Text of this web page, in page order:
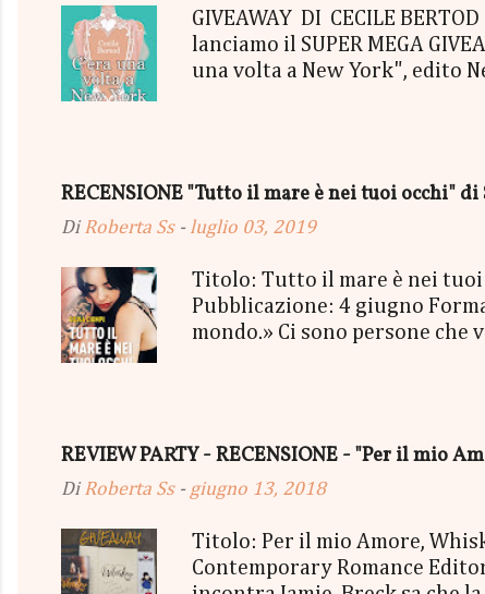
GIVEAWAY DI CECILE
lanciamo il SUPER MEGA
una volta a New York", edito
"tutto ma non il mio Tailleur"
terminerà...
RECENSIONE "Tutto il mare è nei tuoi occhi"
DiRoberta Ss - luglio 03, 2019
Titolo: Tutto il mare è nei tuoi
Pubblicazione: 4 giugno
mondo.» Ci sono persone
sorriso più strafottente
essere così. Così bello, così
REVIEW PARTY - RECENSIONE - "Per il mio
DiRoberta Ss - giugno 13, 2018
Titolo: Per il mio Amore,
Contemporary Romance